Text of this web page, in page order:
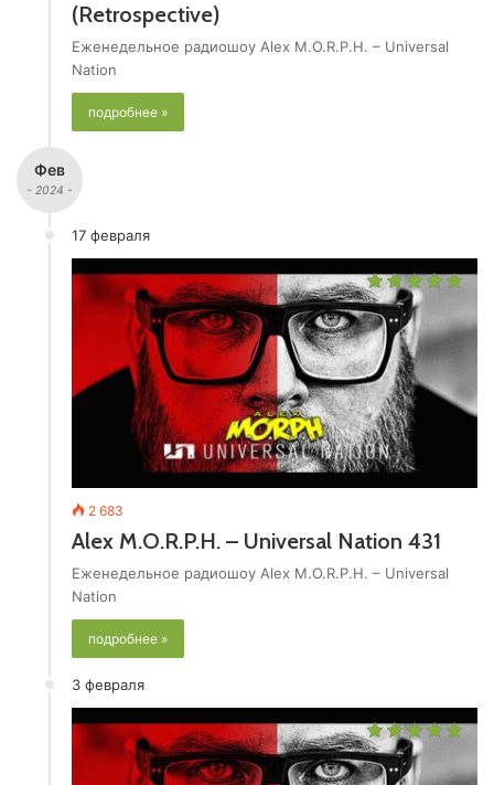
(Retrospective)
Еженедельное радиошоу Alex M.O.R.P.H. – Universal
Nation
подробнее »
Фев
- 2024 -
17 февраля
2 683
Alex M.O.R.P.H. – Universal Nation 431
Еженедельное радиошоу Alex M.O.R.P.H. – Universal
Nation
подробнее »
3 февраля